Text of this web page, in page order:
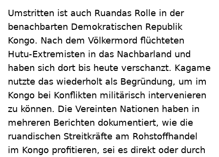
Umstritten ist auch Ruandas Rolle in der
benachbarten Demokratischen Republik
Kongo. Nach dem Völkermord flüchteten
Hutu-Extremisten in das Nachbarland und
haben sich dort bis heute verschanzt. Kagame
nutzte das wiederholt als Begründung, um im
Kongo bei Konflikten militärisch intervenieren
zu können. Die Vereinten Nationen haben in
mehreren Berichten dokumentiert, wie die
ruandischen Streitkräfte am Rohstoffhandel
im Kongo profitieren, sei es direkt oder durch